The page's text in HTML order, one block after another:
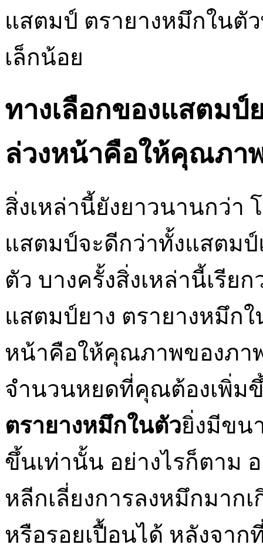
แสตมป์ ตรายางหมึกในตั
เล็กน้อย
ทางเลือกของแสตมป์
ล่วงหน้าคือให้คุณภา
สิ่งเหล่านี้ยังยาวนานกว่
แสตมป์จะดีกว่าทั้งแสตม
ตัว บางครั้งสิ่งเหล่านี้เรียก
แสตมป์ยาง ตรายางหมึก
หน้าคือให้คุณภาพของภา
จำนวนหยดที่คุณต้องเพิ่ม
ตรายางหมึกในตัวยิ่งมีขน
ขึ้นเท่านั้น อย่างไรก็ตาม
หลีกเลี่ยงการลงหมึกมาก
หรือรอยเปื้อนได้ หลังจา